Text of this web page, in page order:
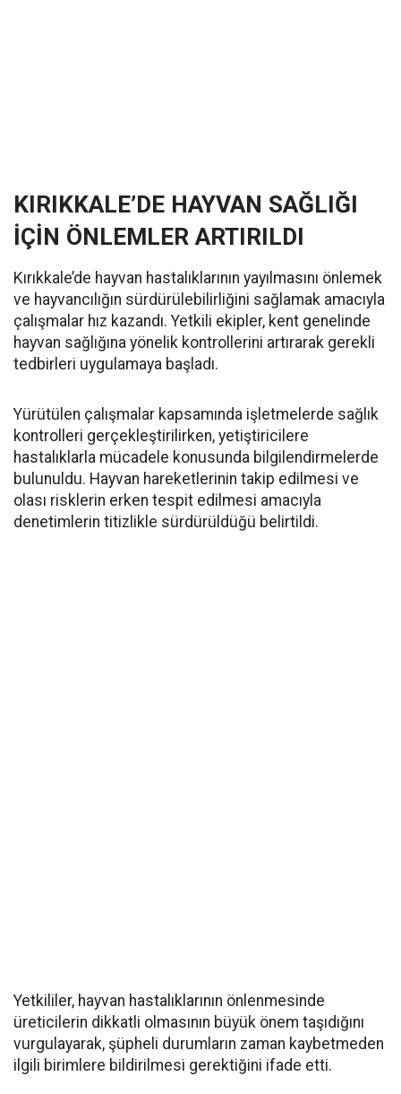
KIRIKKALE’DE HAYVAN SAĞLIĞI
İÇİN ÖNLEMLER ARTIRILDI
Kırıkkale’de hayvan hastalıklarının yayılmasını önlemek
ve hayvancılığın sürdürülebilirliğini sağlamak amacıyla
çalışmalar hız kazandı. Yetkili ekipler, kent genelinde
hayvan sağlığına yönelik kontrollerini artırarak gerekli
tedbirleri uygulamaya başladı.
Yürütülen çalışmalar kapsamında işletmelerde sağlık
kontrolleri gerçekleştirilirken, yetiştiricilere
hastalıklarla mücadele konusunda bilgilendirmelerde
bulunuldu. Hayvan hareketlerinin takip edilmesi ve
olası risklerin erken tespit edilmesi amacıyla
denetimlerin titizlikle sürdürüldüğü belirtildi.
Yetkililer, hayvan hastalıklarının önlenmesinde
üreticilerin dikkatli olmasının büyük önem taşıdığını
vurgulayarak, şüpheli durumların zaman kaybetmeden
ilgili birimlere bildirilmesi gerektiğini ifade etti.